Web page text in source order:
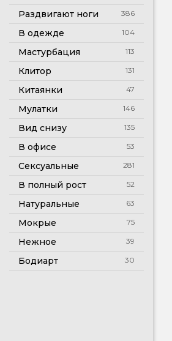
Раздвигают ноги 386
В одежде 104
Мастурбация 113
Клитор 131
Китаянки 47
Мулатки 146
Вид снизу 135
В офисе 53
Сексуальные 281
В полный рост 52
Натуральные 63
Мокрые 75
Нежное 39
Бодиарт 30